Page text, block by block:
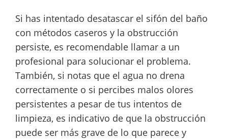
Si has intentado desatascar el sifón del baño
con métodos caseros y la obstrucción
persiste, es recomendable llamar a un
profesional para solucionar el problema.
También, si notas que el agua no drena
correctamente o si percibes malos olores
persistentes a pesar de tus intentos de
limpieza, es indicativo de que la obstrucción
puede ser más grave de lo que parece y